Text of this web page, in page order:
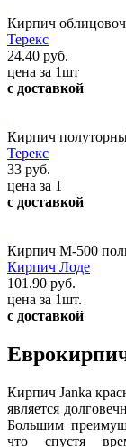
Кирпич
Терекс
24.40 руб.
цена за 1шт
с доставкой
Кирпич
Терекс
33 руб.
цена за 1
с доставкой
Кирпич М-500
Кирпич Лоде
101.90 руб.
цена за 1шт.
с доставкой
Кирпич Janka
является
Большим
что спустя